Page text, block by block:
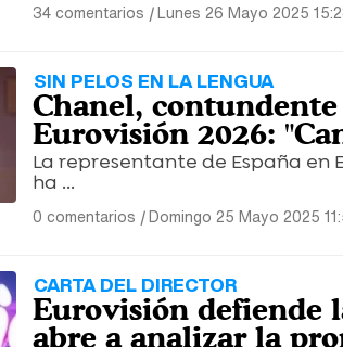
34 comentarios |Lunes 26 Mayo 2025
SIN PELOS EN LA LENGUA
Chanel,
Eurovisión 2026:
La representante de España en
ha ...
0 comentarios |Domingo 25 Mayo 2025
CARTA DEL DIRECTOR
Eurovisión defiende
abre a analizar la